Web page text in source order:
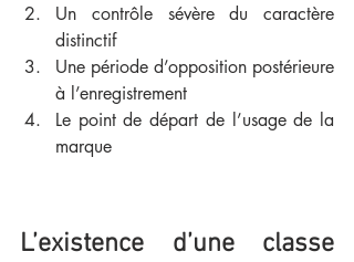
Un contrôle sévère du caractère
distinctif
Une période d’opposition postérieure
à l’enregistrement
Le point de départ de l’usage de la
marque
L’existence d’une classe